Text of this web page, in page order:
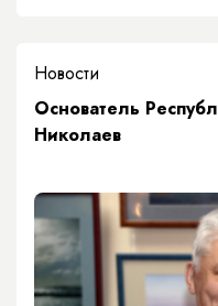
Новости
Основатель
Николаев